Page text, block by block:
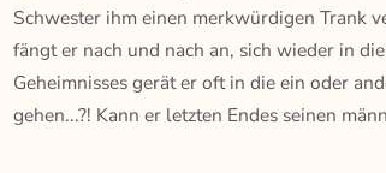
Schwester ihm einen merkwürdigen Trank
fängt er nach und nach an, sich wieder in
Geheimnisses gerät er oft in die ein oder
gehen...?! Kann er letzten Endes seinen